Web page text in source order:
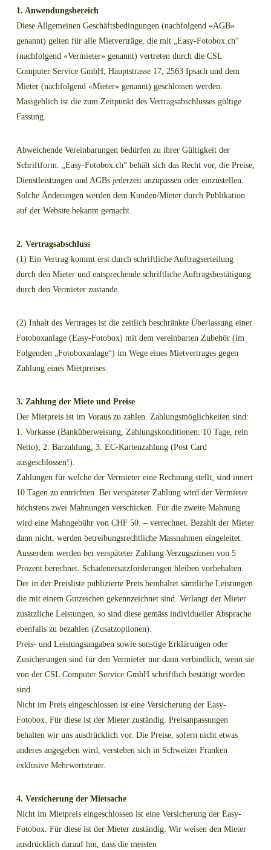
1. Anwendungsbereich
Diese Allgemeinen Geschäftsbedingungen (nachfolgend «AGB»
genannt) gelten für alle Mietverträge, die mit „Easy-Fotobox.ch“
(nachfolgend «Vermieter» genannt) vertreten durch die CSL
Computer Service GmbH, Hauptstrasse 17, 2563 Ipsach und dem
Mieter (nachfolgend «Mieter» genannt) geschlossen werden.
Massgeblich ist die zum Zeitpunkt des Vertragsabschlusses gültige
Fassung.
Abweichende Vereinbarungen bedürfen zu ihrer Gültigkeit der
Schriftform. „Easy-Fotobox.ch“ behält sich das Recht vor, die Preise,
Dienstleistungen und AGBs jederzeit anzupassen oder einzustellen.
Solche Änderungen werden dem Kunden/Mieter durch Publikation
auf der Website bekannt gemacht.
2. Vertragsabschluss
(1) Ein Vertrag kommt erst durch schriftliche Auftragserteilung
durch den Mieter und entsprechende schriftliche Auftragsbestätigung
durch den Vermieter zustande.
(2) Inhalt des Vertrages ist die zeitlich beschränkte Überlassung einer
Fotoboxanlage (Easy-Fotobox) mit dem vereinbarten Zubehör (im
Folgenden „Fotoboxanlage“) im Wege eines Mietvertrages gegen
Zahlung eines Mietpreises.
3. Zahlung der Miete und Preise
Der Mietpreis ist im Voraus zu zahlen. Zahlungsmöglichkeiten sind:
1. Vorkasse (Banküberweisung, Zahlungskonditionen: 10 Tage, rein
Netto); 2. Barzahlung; 3. EC-Kartenzahlung (Post Card
ausgeschlossen!).
Zahlungen für welche der Vermieter eine Rechnung stellt, sind innert
10 Tagen zu entrichten. Bei verspäteter Zahlung wird der Vermieter
höchstens zwei Mahnungen verschicken. Für die zweite Mahnung
wird eine Mahngebühr von CHF 50. – verrechnet. Bezahlt der Mieter
dann nicht, werden betreibungsrechtliche Massnahmen eingeleitet.
Ausserdem werden bei verspäteter Zahlung Verzugszinsen von 5
Prozent berechnet. Schadenersatzforderungen bleiben vorbehalten.
Der in der Preisliste publizierte Preis beinhaltet sämtliche Leistungen
die mit einem Gutzeichen gekennzeichnet sind. Verlangt der Mieter
zusätzliche Leistungen, so sind diese gemäss individueller Absprache
ebenfalls zu bezahlen (Zusatzoptionen).
Preis- und Leistungsangaben sowie sonstige Erklärungen oder
Zusicherungen sind für den Vermieter nur dann verbindlich, wenn sie
von der CSL Computer Service GmbH schriftlich bestätigt worden
sind.
Nicht im Preis eingeschlossen ist eine Versicherung der Easy-
Fotobox. Für diese ist der Mieter zuständig. Preisanpassungen
behalten wir uns ausdrücklich vor. Die Preise, sofern nicht etwas
anderes angegeben wird, verstehen sich in Schweizer Franken
exklusive Mehrwertsteuer.
4. Versicherung der Mietsache
Nicht im Mietpreis eingeschlossen ist eine Versicherung der Easy-
Fotobox. Für diese ist der Mieter zuständig. Wir weisen den Mieter
ausdrücklich darauf hin, dass die meisten